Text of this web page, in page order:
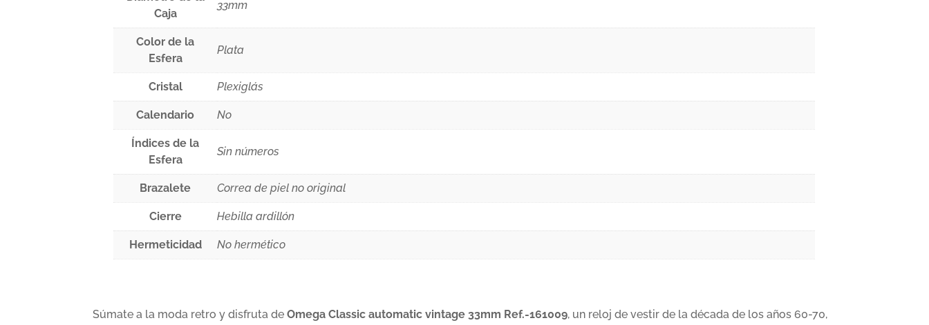
Caja
33mm
Color de la
Esfera
Plata
Cristal Plexiglás
Calendario No
Índices de la
Esfera
Sin números
Brazalete Correa de piel no original
Cierre Hebilla ardillón
Hermeticidad No hermético
Súmate a la moda retro y disfruta deOmega Classic automatic vintage 33mm Ref.-161009, un reloj de vestir de la década de los años 60-70,